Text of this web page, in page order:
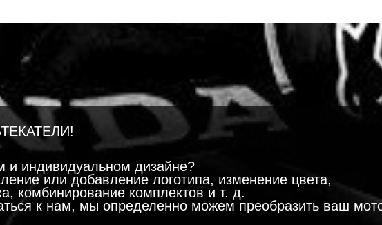
и индивидуальном дизайне?
или добавление логотипа, изменение цвета,
комбинирование комплектов и т. д.
к нам, мы определенно можем преобразить ваш